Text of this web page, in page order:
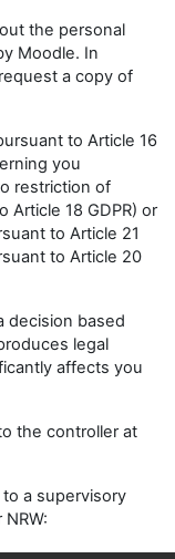
the personal
Moodle. In
a copy of
to Article 16
you
restriction of
18 GDPR) or
to Article 21
to Article 20
decision based
legal
affects you
the controller at
a supervisory